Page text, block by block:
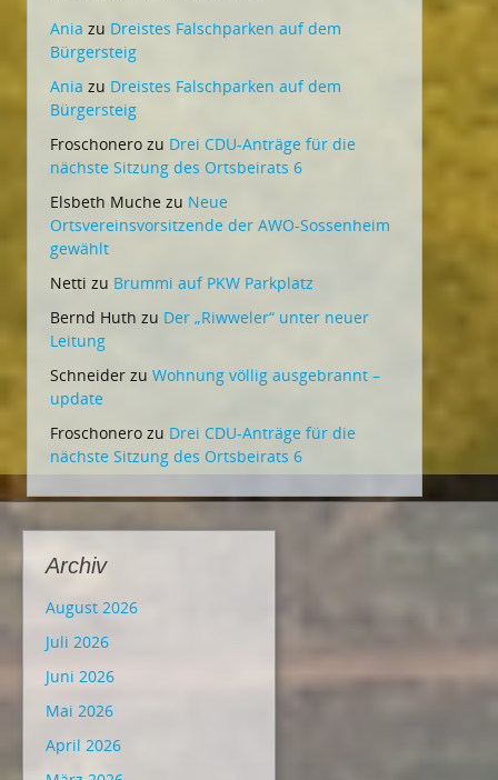
Ania zu Dreistes Falschparken auf dem
Bürgersteig
Ania zu Dreistes Falschparken auf dem
Bürgersteig
Froschonero zu Drei CDU-Anträge für die
nächste Sitzung des Ortsbeirats 6
Elsbeth Muche zu Neue
Ortsvereinsvorsitzende der AWO-Sossenheim
gewählt
Netti zu Brummi auf PKW Parkplatz
Bernd Huth zu Der „Riwweler“ unter neuer
Leitung
Schneider zu Wohnung völlig ausgebrannt –
update
Froschonero zu Drei CDU-Anträge für die
nächste Sitzung des Ortsbeirats 6
Archiv
August 2026
Juli 2026
Juni 2026
Mai 2026
April 2026